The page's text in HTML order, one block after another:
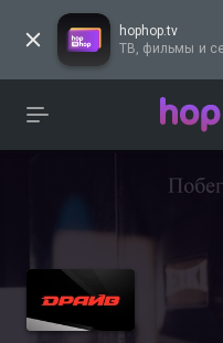
hophop.tv
ТВ, фильмы и